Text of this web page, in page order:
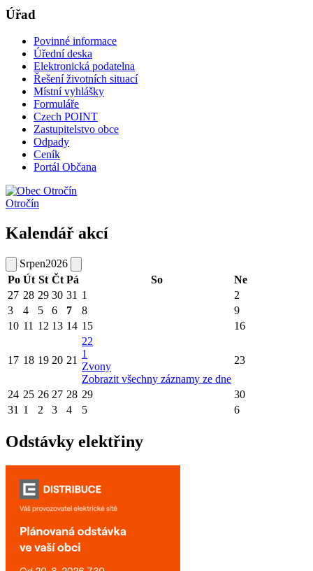
Úřad
Povinné informace
Úřední deska
Elektronická podatelna
Řešení životních situací
Místní vyhlášky
Formuláře
Czech POINT
Zastupitelstvo obce
Odpady
Ceník
Portál Občana
Otročín
Kalendář akcí
Srpen2026
Po Út St Čt Pá So
Ne
27 28 29 30 31 1
2
3
4 5 6 7 8
9
10 11 12 13 14 15 16
17 18 19 20 21
22
1
Zvony
Zobrazit všechny záznamy ze dne
23
24 25 26 27 28 29
30
31 1 2 3 4 5 6
Odstávky elektřiny